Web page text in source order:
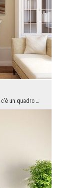
Una stilizzazione in cui nel primo piano c’è un quadro con il motivo religioso, originale, in due...